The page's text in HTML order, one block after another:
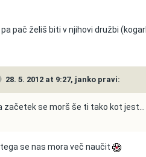
pa pač želiš biti v njihovi družbi
28. 5. 2012 at 9:27, janko pravi:
začetek se morš še ti tako kot
se nas mora več naučit